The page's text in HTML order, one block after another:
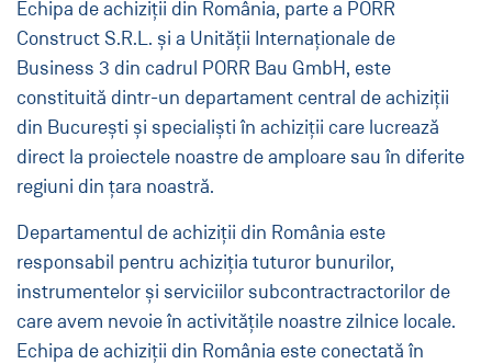
Echipa de achiziții din România, parte a PORR
Construct S.R.L. și a Unității Internaționale de
Business 3 din cadrul PORR Bau GmbH, este
constituită dintr-un departament central de achiziții
din București și specialiști în achiziții care lucrează
direct la proiectele noastre de amploare sau în diferite
regiuni din țara noastră.
Departamentul de achiziții din România este
responsabil pentru achiziția tuturor bunurilor,
instrumentelor și serviciilor subcontractractorilor de
care avem nevoie în activitățile noastre zilnice locale.
Echipa de achiziții din România este conectată în